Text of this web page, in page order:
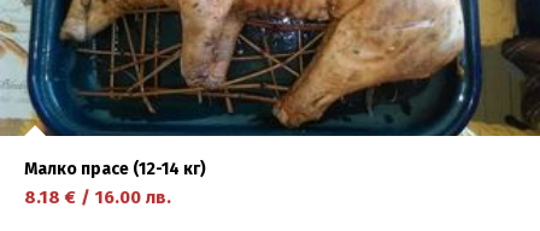
Малко прасе (12-14 кг)
8.18 € / 16.00 лв.